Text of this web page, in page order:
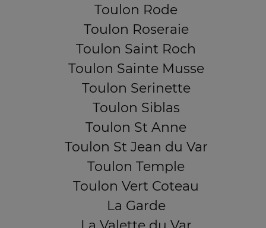
Toulon Rode
Toulon Roseraie
Toulon Saint Roch
Toulon Sainte Musse
Toulon Serinette
Toulon Siblas
Toulon St Anne
Toulon St Jean du Var
Toulon Temple
Toulon Vert Coteau
La Garde